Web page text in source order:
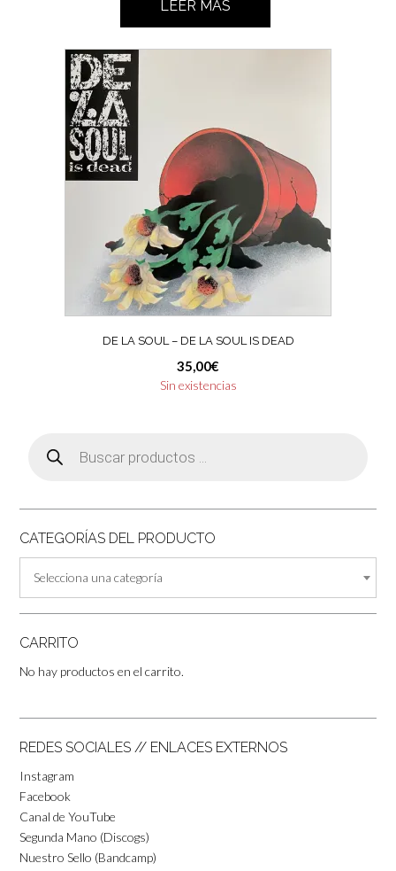
LEER MÁS
DE LA SOUL – DE LA SOUL IS DEAD
35,00€
Sin existencias
productos
CATEGORÍAS DEL PRODUCTO
Selecciona una categoría
CARRITO
No hay productos en el carrito.
REDES SOCIALES // ENLACES EXTERNOS
Instagram
Facebook
Canal de YouTube
Segunda Mano (Discogs)
Nuestro Sello (Bandcamp)